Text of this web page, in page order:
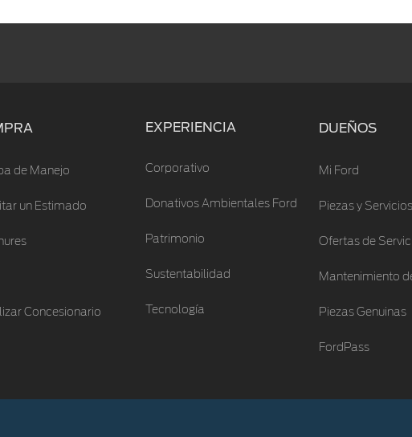
de Manejo
un Estimado
Concesionario
EXPERIENCIA
Corporativo
Donativos Ambientales Ford
Patrimonio
Sustentabilidad
Tecnología
DUEÑOS
Mi Ford
Piezas y Servicios
Ofertas de
Mantenimiento
Piezas Genuinas
FordPass